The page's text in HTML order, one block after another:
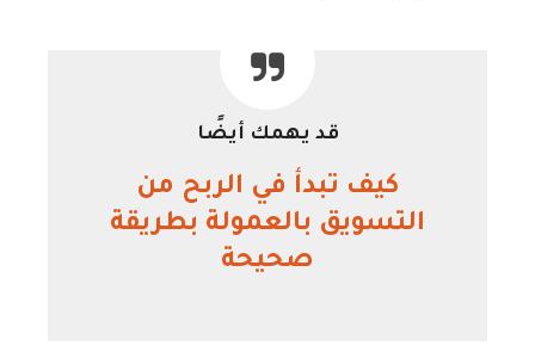
قد يهمك أيضًا
كيف تبدأ في الربح من
التسويق بالعمولة بطريقة
صحيحة